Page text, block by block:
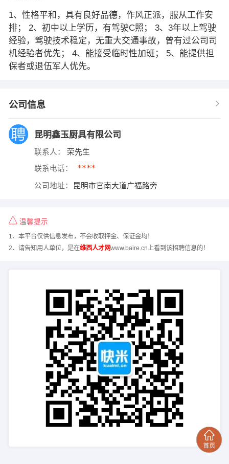
1、性格平和，具有良好品德，作风正派，服从工作安
排； 2、初中以上学历，有驾驶C照； 3、3年以上驾驶
经验，驾驶技术稳定，无重大交通事故，曾有过公司司
机经验者优先； 4、能接受临时性加班； 5、能提供担
保者或退伍军人优先。
公司信息
昆明鑫玉厨具有限公司
联系人： 荣先生
联系电话： ****
公司地址： 昆明市官南大道广福路旁
温馨提示
1、本平台仅供信息发布，不会收取押金、保证金均！
2、请告知用人单位，是在维西人才网www.baire.cn上看到该招聘信息的！